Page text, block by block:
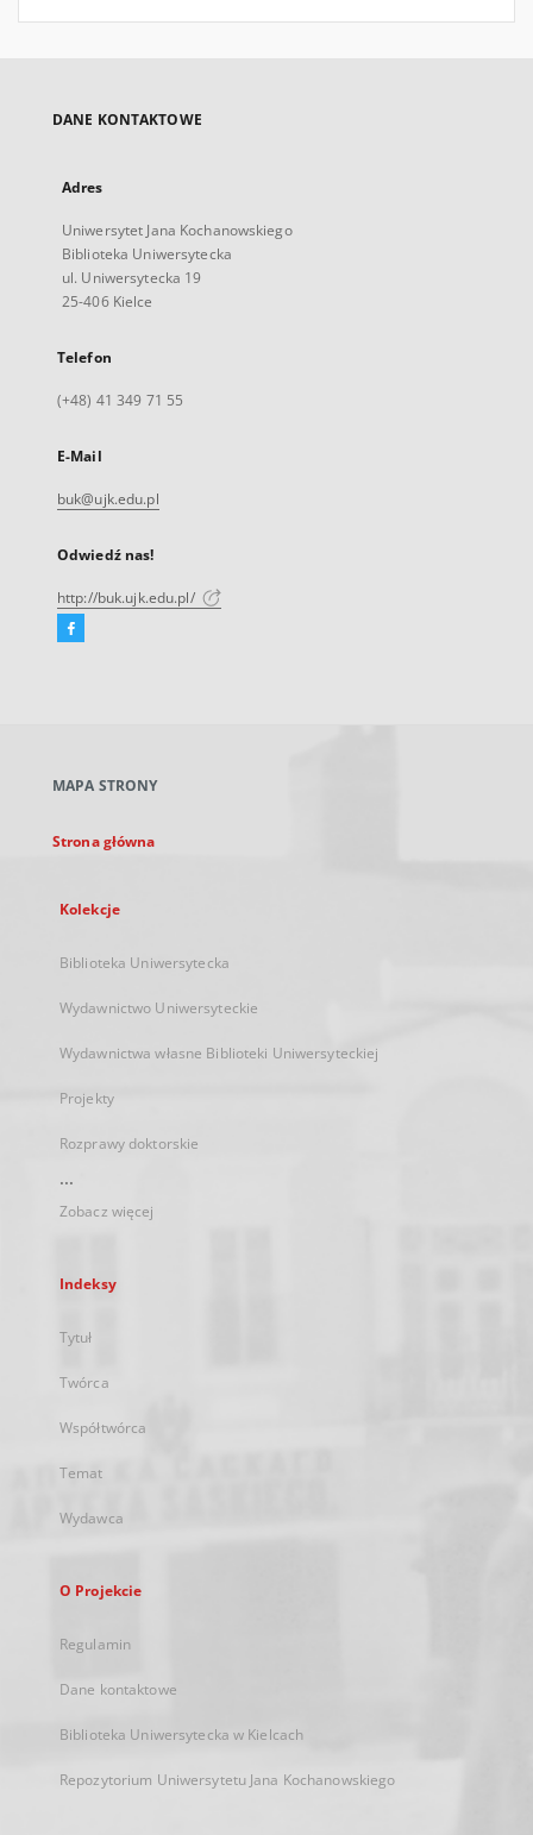
DANE KONTAKTOWE
Adres
Uniwersytet Jana Kochanowskiego
Biblioteka Uniwersytecka
ul. Uniwersytecka 19
25-406 Kielce
Telefon
(+48) 41 349 71 55
E-Mail
buk@ujk.edu.pl
Odwiedź nas!
http://buk.ujk.edu.pl/
Facebook
karcie
MAPA STRONY
Strona główna
Kolekcje
Biblioteka Uniwersytecka
Wydawnictwo Uniwersyteckie
Wydawnictwa własne Biblioteki Uniwersyteckiej
Projekty
Rozprawy doktorskie
...
Zobacz więcej
Indeksy
Tytuł
Twórca
Współtwórca
Temat
Wydawca
O Projekcie
Regulamin
Dane kontaktowe
Biblioteka Uniwersytecka w Kielcach
Repozytorium Uniwersytetu Jana Kochanowskiego